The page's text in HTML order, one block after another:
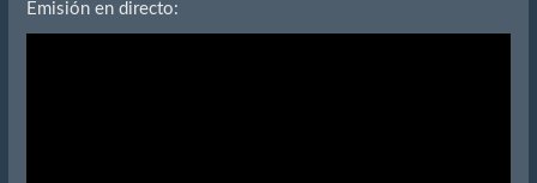
Emisión en directo: